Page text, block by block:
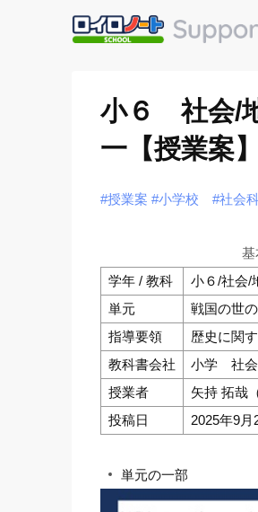
小６ 社会/
一【授業案
#授業案 #小学校 #社会
基
学年 / 教科
小６/社会/
単元
戦国の世
指導要領
歴史に関
教科書会社
小学 社会
授業者
矢持 拓哉
投稿日
2025年9月
単元の一部